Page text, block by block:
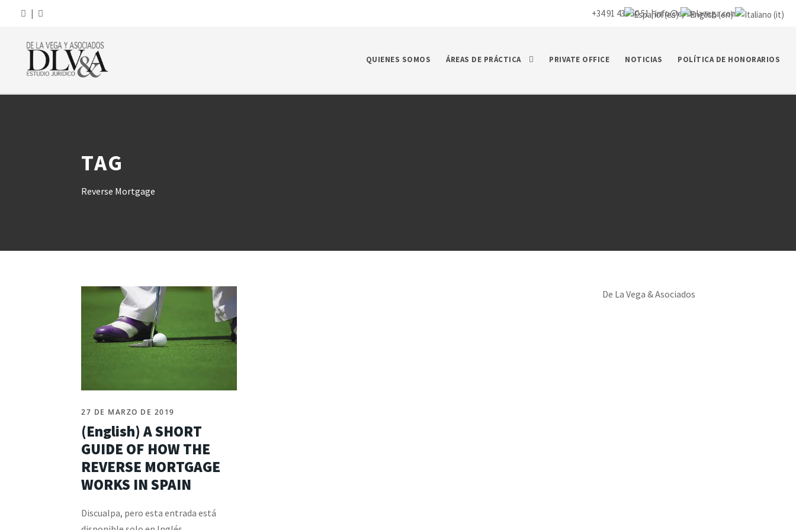
| +34 91 435 50 51 |info@ej-delavega.com
QUIENES SOMOS ÁREAS DE PRÁCTICA PRIVATE OFFICE NOTICIAS POLÍTICA DE HONORARIOS
TAG
Reverse Mortgage
27 DE MARZO DE 2019
(English) A SHORT
GUIDE OF HOW THE
REVERSE MORTGAGE
WORKS IN SPAIN
Discualpa, pero esta entrada está
De La Vega & Asociados